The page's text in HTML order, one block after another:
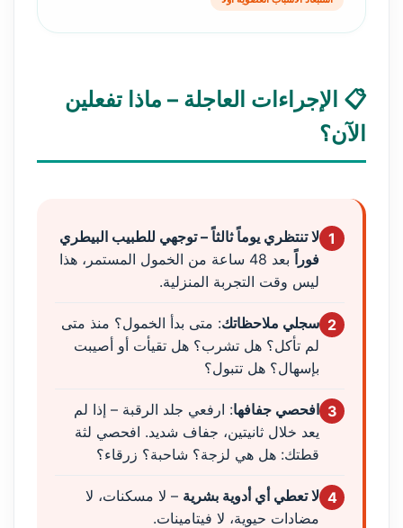
📋 الإجراءات العاجلة – ماذا تفعلين
الآن؟
1 لا تنتظري يوماً ثالثاً – توجهي للطبيب البيطري
فوراً
بعد 48 ساعة من الخمول المستمر، هذا
ليس وقت التجربة المنزلية.
2 سجلي ملاحظاتك: متى بدأ الخمول؟ منذ متى
لم تأكل؟ هل تشرب؟ هل تقيأت أو أصيبت
بإسهال؟ هل تتبول؟
3 افحصي جفافها: ارفعي جلد الرقبة – إذا لم
يعد خلال ثانيتين، جفاف شديد. افحصي لثة
قطتك: هل هي لزجة؟ شاحبة؟ زرقاء؟
4 لا تعطي أي أدوية بشرية – لا مسكنات، لا
مضادات حيوية، لا فيتامينات.